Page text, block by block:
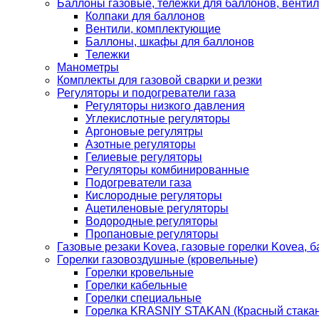
Баллоны газовые, тележки для баллонов,
Колпаки для баллонов
Вентили, комплектующие
Баллоны, шкафы для баллонов
Тележки
Манометры
Комплекты для газовой сварки и резки
Регуляторы и подогреватели газа
Регуляторы низкого давления
Углекислотные регуляторы
Аргоновые регулятры
Азотные регуляторы
Гелиевые регуляторы
Регуляторы комбинированные
Подогреватели газа
Кислородные регуляторы
Ацетиленовые регуляторы
Водородные регуляторы
Пропановые регуляторы
Газовые резаки Kovea, газовые горелки Kovea,
Горелки газовоздушные (кровельные)
Горелки кровельные
Горелки кабельные
Горелки специальные
Горелка KRASNIY STAKAN (Красный